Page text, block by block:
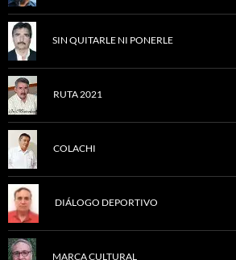
SIN QUITARLE NI PONERLE
RUTA 2021
COLACHI
DIÁLOGO DEPORTIVO
MARCA CULTURAL